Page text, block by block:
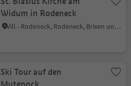
Widum in Rodeneck
Vill - Rodeneck, Rodeneck, Brixen und Umgebung
Ski Tour auf den